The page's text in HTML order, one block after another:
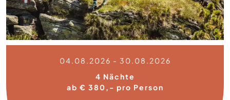
04.08.2026 - 30.08.2026
4 Nächte
ab € 380,- pro Person